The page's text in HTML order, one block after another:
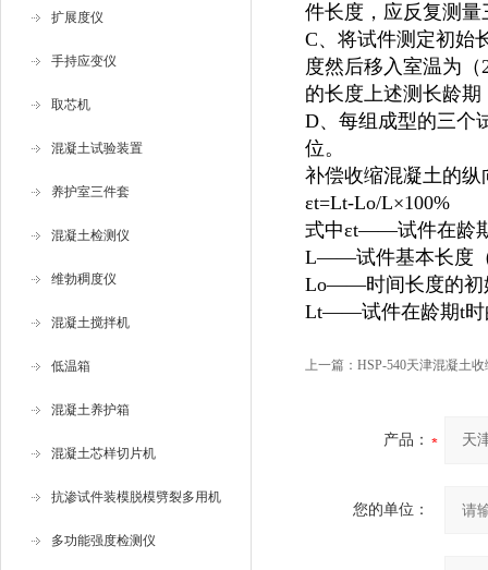
扩展度仪
手持应变仪
取芯机
混凝土试验装置
养护室三件套
混凝土检测仪
维勃稠度仪
混凝土搅拌机
低温箱
混凝土养护箱
混凝土芯样切片机
抗渗试件装模脱模劈裂多用机
多功能强度检测仪
件长度，应反复测
C、将试件测定初始
度然后移入室温为
的长度上述测长龄
D、每组成型的三个
位。
补偿收缩混凝土的
εt=Lt-Lo/L×100%
式中εt——试件在龄
L——试件基本长度
Lo——时间长度的初
Lt——试件在龄期t时
上一篇： HSP-540天津混凝土
产品：
您的单位：